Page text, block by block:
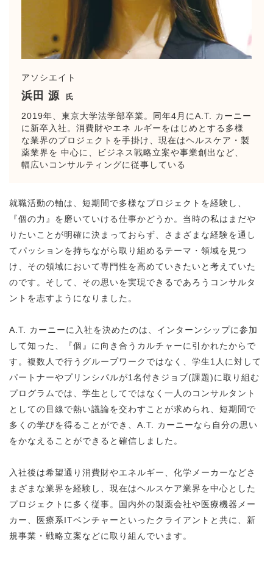
アソシエイト
浜田 源 氏
2019年、東京大学法学部卒業。同年4月にA.T. カーニー
に新卒入社。消費財やエネ ルギーをはじめとする多様
な業界のプロジェクトを手掛け、現在はヘルスケア・製
薬業界を 中心に、ビジネス戦略立案や事業創出など、
幅広いコンサルティングに従事している
就職活動の軸は、短期間で多様なプロジェクトを経験し、
『個の力』を磨いていける仕事かどうか。当時の私はまだや
りたいことが明確に決まっておらず、さまざまな経験を通し
てパッションを持ちながら取り組めるテーマ・領域を見つ
け、その領域において専門性を高めていきたいと考えていた
のです。そして、その思いを実現できるであろうコンサルタ
ントを志すようになりました。
A.T. カーニーに入社を決めたのは、インターンシップに参加
して知った、『個』に向き合うカルチャーに引かれたからで
す。複数人で行うグループワークではなく、学生1人に対して
パートナーやプリンシパルが1名付きジョブ(課題)に取り組む
プログラムでは、学生としてではなく一人のコンサルタント
としての目線で熱い議論を交わすことが求められ、短期間で
多くの学びを得ることができ、A.T. カーニーなら自分の思い
をかなえることができると確信しました。
入社後は希望通り消費財やエネルギー、化学メーカーなどさ
まざまな業界を経験し、現在はヘルスケア業界を中心とした
プロジェクトに多く従事。国内外の製薬会社や医療機器メー
カー、医療系ITベンチャーといったクライアントと共に、新
規事業・戦略立案などに取り組んでいます。